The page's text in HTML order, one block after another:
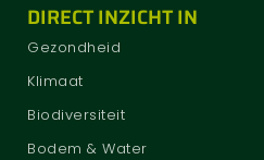
DIRECT INZICHT IN
Gezondheid
Klimaat
Biodiversiteit
Bodem & Water